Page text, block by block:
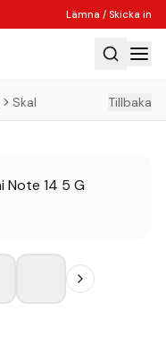
Lämna / Skicka in
Skal Tillbaka